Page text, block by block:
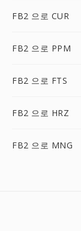
FB2 으로 CUR
FB2 으로 PPM
FB2 으로 FTS
FB2 으로 HRZ
FB2 으로 MNG